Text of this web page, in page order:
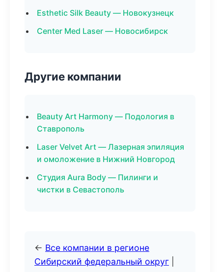
Esthetic Silk Beauty — Новокузнецк
Center Med Laser — Новосибирск
Другие компании
Beauty Art Harmony — Подология в
Ставрополь
Laser Velvet Art — Лазерная эпиляция
и омоложение в Нижний Новгород
Студия Aura Body — Пилинги и
чистки в Севастополь
← Все компании в регионе
Сибирский федеральный округ